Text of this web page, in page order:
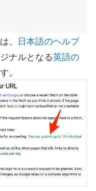
、 日本語のヘルプ
ナルとなる英語の
。